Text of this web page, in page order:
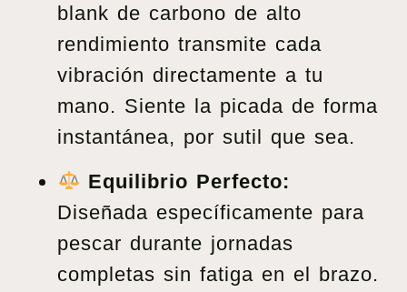
blank de carbono de alto
rendimiento transmite cada
vibración directamente a tu
mano. Siente la picada de forma
instantánea, por sutil que sea.
Equilibrio Perfecto:
Diseñada específicamente para
pescar durante jornadas
completas sin fatiga en el brazo.